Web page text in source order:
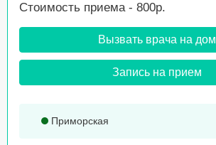
Стоимость приема - 800р.
Вызвать врача на дом
Запись на прием
Приморская